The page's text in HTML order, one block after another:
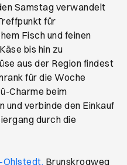
Samstag verwandelt
für
Fisch und feinen
bis hin zu
aus der Region findest
für die Woche
Charme beim
und verbinde den Einkauf
durch die
Ohlstedt, Öffnet ein neues
Brunskrogweg